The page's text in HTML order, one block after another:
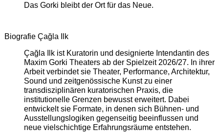
Das Gorki bleibt der Ort für das Neue.
Biografie Çağla Ilk
Çağla Ilk ist Kuratorin und designierte Intendantin des
Maxim Gorki Theaters ab der Spielzeit 2026/27. In ihrer
Arbeit verbindet sie Theater, Performance, Architektur,
Sound und zeitgenössische Kunst zu einer
transdisziplinären kuratorischen Praxis, die
institutionelle Grenzen bewusst erweitert. Dabei
entwickelt sie Formate, in denen sich Bühnen- und
Ausstellungslogiken gegenseitig beeinflussen und
neue vielschichtige Erfahrungsräume entstehen.